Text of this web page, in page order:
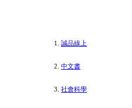
誠品線上
中文書
社會科學